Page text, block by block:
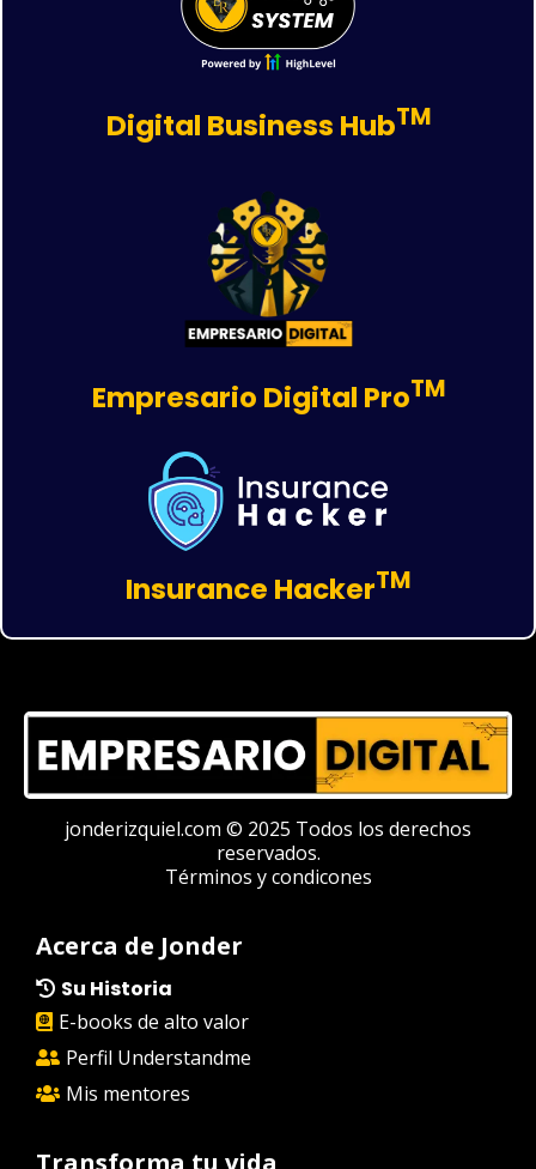
Digital Business HubTM
Empresario Digital ProTM
Insurance HackerTM
jonderizquiel.com © 2025 Todos los derechos
reservados.
Términos y condicones
Acerca de Jonder
Su Historia
E-books de alto valor
Perfil Understandme
Mis mentores
Transforma tu vida